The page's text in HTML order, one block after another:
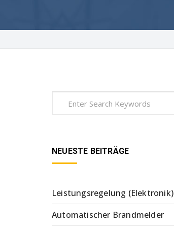
NEUESTE BEITRÄGE
Leistungsregelung (Elektronik)
Automatischer Brandmelder